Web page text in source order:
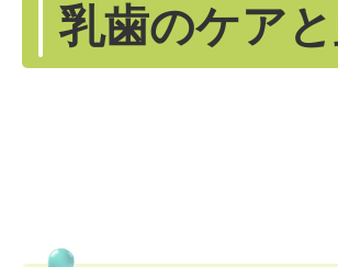
乳歯のケア